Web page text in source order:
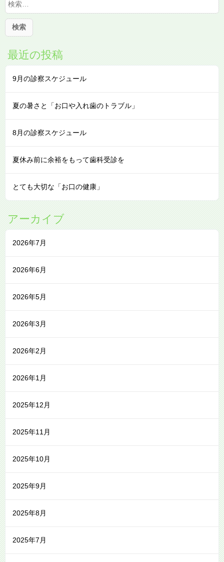
索
:
最近の投稿
9月の診察スケジュール
夏の暑さと「お口や入れ歯のトラブル」
8月の診察スケジュール
夏休み前に余裕をもって歯科受診を
とても大切な「お口の健康」
アーカイブ
2026年7月
2026年6月
2026年5月
2026年3月
2026年2月
2026年1月
2025年12月
2025年11月
2025年10月
2025年9月
2025年8月
2025年7月